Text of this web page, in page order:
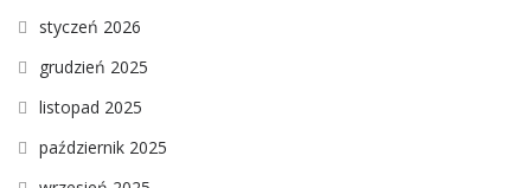
styczeń 2026
grudzień 2025
listopad 2025
październik 2025